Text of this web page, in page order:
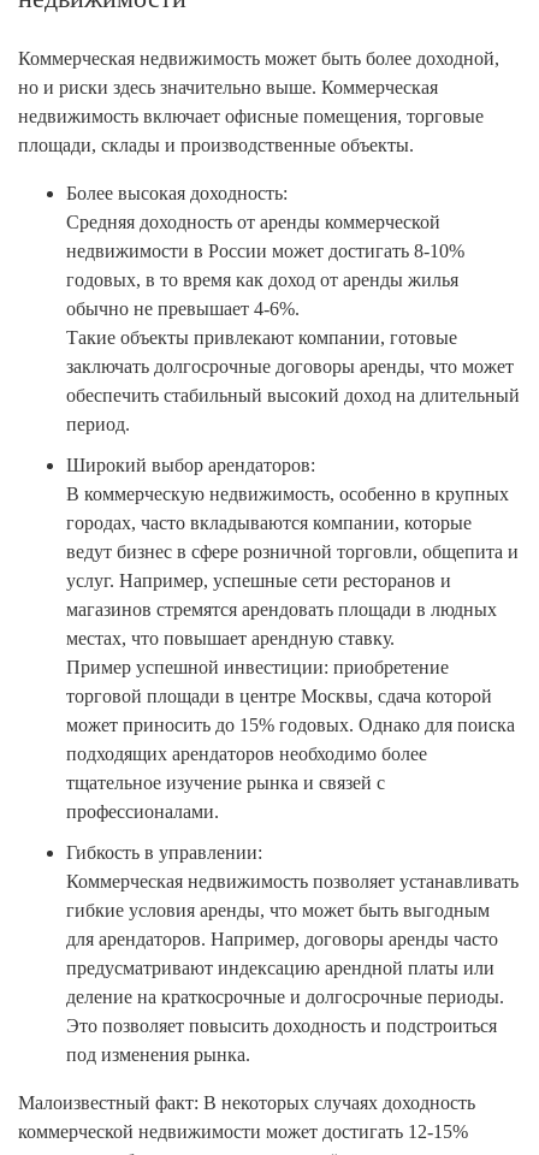
Коммерческая недвижимость может быть более доходной,
но и риски здесь значительно выше. Коммерческая
недвижимость включает офисные помещения, торговые
площади, склады и производственные объекты.
Более высокая доходность:
Средняя доходность от аренды коммерческой
недвижимости в России может достигать 8-10%
годовых, в то время как доход от аренды жилья
обычно не превышает 4-6%.
Такие объекты привлекают компании, готовые
заключать долгосрочные договоры аренды, что может
обеспечить стабильный высокий доход на длительный
период.
Широкий выбор арендаторов:
В коммерческую недвижимость, особенно в крупных
городах, часто вкладываются компании, которые
ведут бизнес в сфере розничной торговли, общепита и
услуг. Например, успешные сети ресторанов и
магазинов стремятся арендовать площади в людных
местах, что повышает арендную ставку.
Пример успешной инвестиции: приобретение
торговой площади в центре Москвы, сдача которой
может приносить до 15% годовых. Однако для поиска
подходящих арендаторов необходимо более
тщательное изучение рынка и связей с
профессионалами.
Гибкость в управлении:
Коммерческая недвижимость позволяет устанавливать
гибкие условия аренды, что может быть выгодным
для арендаторов. Например, договоры аренды часто
предусматривают индексацию арендной платы или
деление на краткосрочные и долгосрочные периоды.
Это позволяет повысить доходность и подстроиться
под изменения рынка.
Малоизвестный факт: В некоторых случаях доходность
коммерческой недвижимости может достигать 12-15%